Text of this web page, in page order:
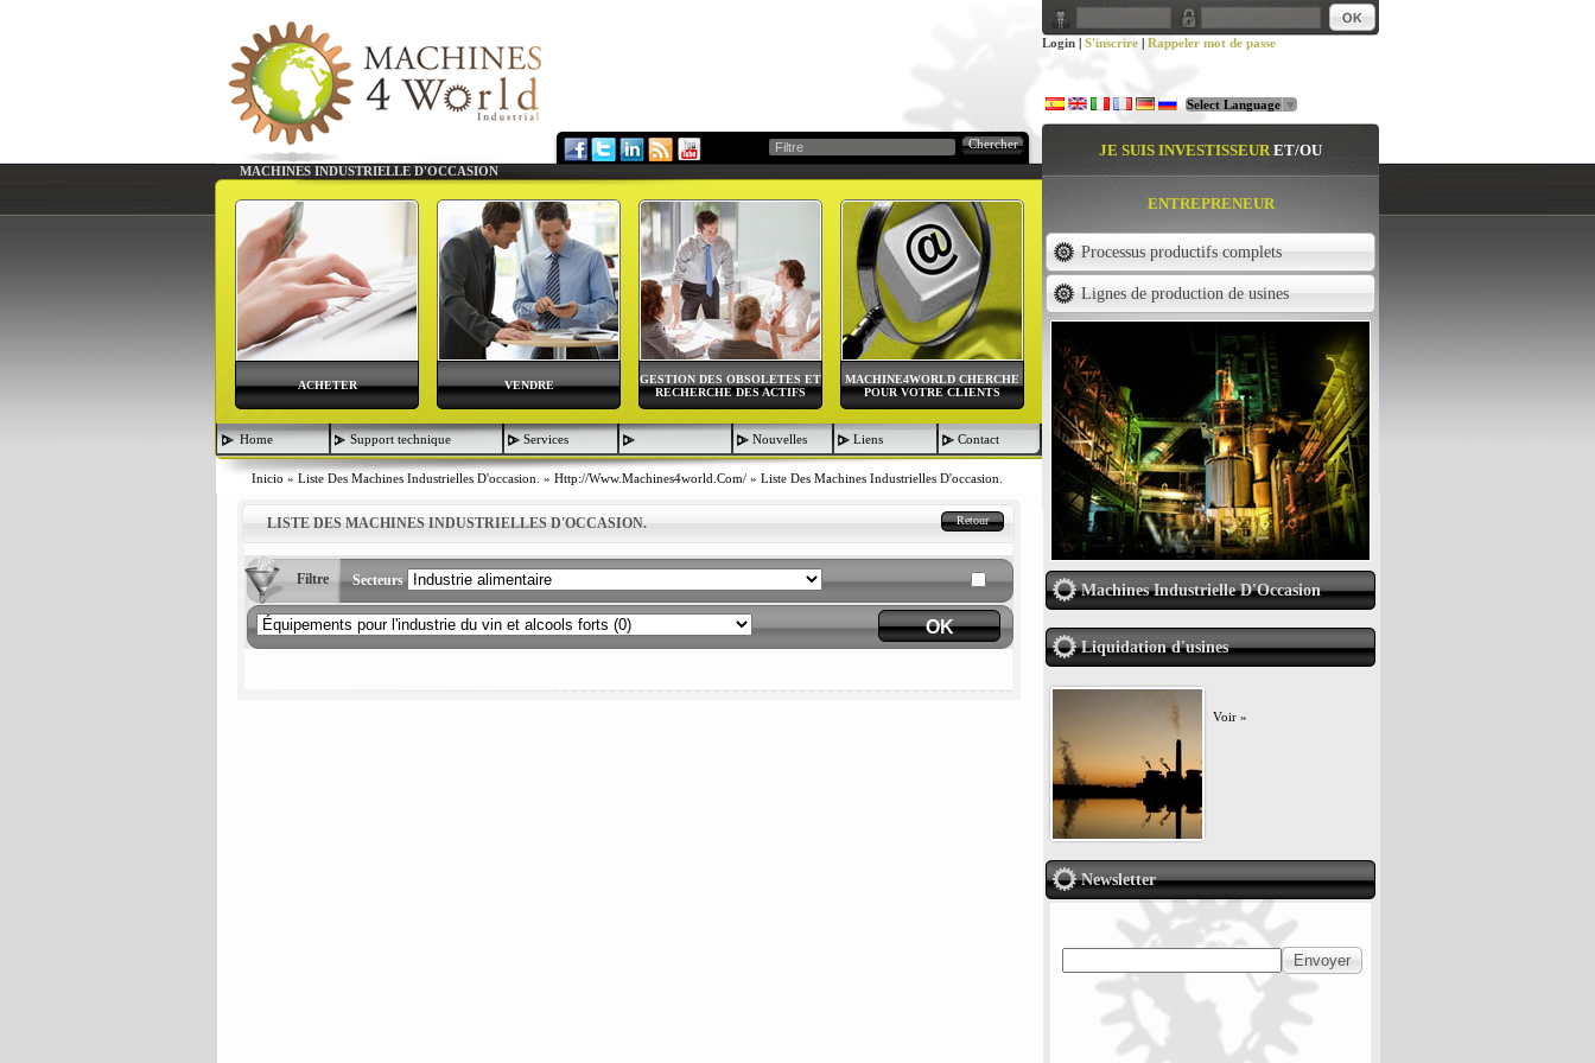
MACHINES INDUSTRIELLE D'OCCASION
Chercher
MACHINE4WORLD CHERCHE
POUR VOTRE CLIENTS
GESTION DES OBSOLETES ET
RECHERCHE DES ACTIFS
VENDRE
ACHETER
Home Support technique Services Nouvelles Liens Contact
Inicio » Liste Des Machines Industrielles D'occasion. » Http://www.machines4world.com/ » Liste Des Machines Industrielles D'occasion.
Retour
LISTE DES MACHINES INDUSTRIELLES D'OCCASION.
Filtre Secteurs
Login | S'inscrire | Rappeler mot de passe
Select Language ▼
JE SUIS INVESTISSEURET/OU
ENTREPRENEUR
Processus productifs complets
Lignes de production de usines
Machines Industrielle D'Occasion
Liquidation d'usines
Voir »
Newsletter